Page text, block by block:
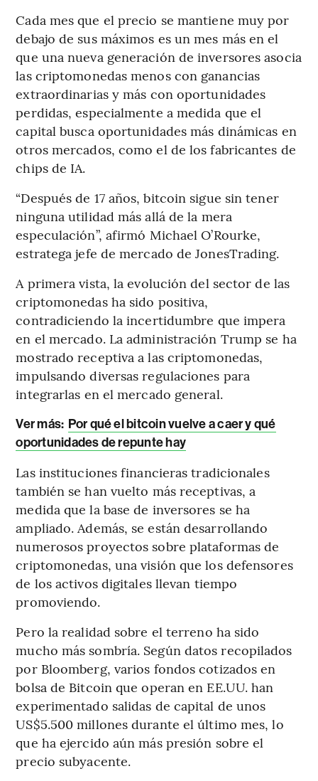
Cada mes que el precio se mantiene muy por
debajo de sus máximos es un mes más en el
que una nueva generación de inversores asocia
las criptomonedas menos con ganancias
extraordinarias y más con oportunidades
perdidas, especialmente a medida que el
capital busca oportunidades más dinámicas en
otros mercados, como el de los fabricantes de
chips de IA.
“Después de 17 años, bitcoin sigue sin tener
ninguna utilidad más allá de la mera
especulación”, afirmó Michael O’Rourke,
estratega jefe de mercado de JonesTrading.
A primera vista, la evolución del sector de las
criptomonedas ha sido positiva,
contradiciendo la incertidumbre que impera
en el mercado. La administración Trump se ha
mostrado receptiva a las criptomonedas,
impulsando diversas regulaciones para
integrarlas en el mercado general.
Ver más: Por qué el bitcoin vuelve a caer y qué
oportunidades de repunte hay
Las instituciones financieras tradicionales
también se han vuelto más receptivas, a
medida que la base de inversores se ha
ampliado. Además, se están desarrollando
numerosos proyectos sobre plataformas de
criptomonedas, una visión que los defensores
de los activos digitales llevan tiempo
promoviendo.
Pero la realidad sobre el terreno ha sido
mucho más sombría. Según datos recopilados
por Bloomberg, varios fondos cotizados en
bolsa de Bitcoin que operan en EE.UU. han
experimentado salidas de capital de unos
US$5.500 millones durante el último mes, lo
que ha ejercido aún más presión sobre el
precio subyacente.